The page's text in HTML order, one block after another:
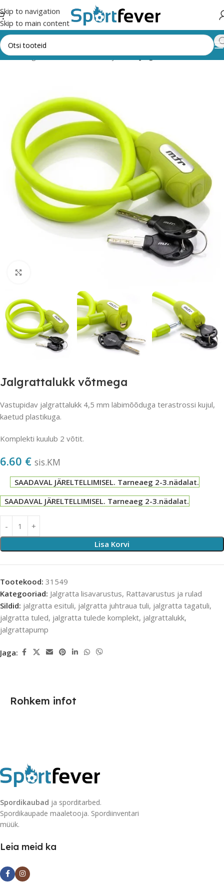
Skip to navigation
Skip to main content
Kõik kategooriad Rattavarustus ja rulad Jalgratta lisavarustus
Jalgrattalukk võtmega
Vastupidav jalgrattalukk 4,5 mm läbimõõduga terastrossi kujul,
kaetud plastikuga.
Komplekti kuulub 2 võtit.
6.60 € sis.KM
SAADAVAL JÄRELTELLIMISEL. Tarneaeg 2-3.nädalat.
SAADAVAL JÄRELTELLIMISEL. Tarneaeg 2-3.nädalat.
Lisa Korvi
Tootekood: 31549
Kategooriad: Jalgratta lisavarustus, Rattavarustus ja rulad
Sildid: jalgratta esituli, jalgratta juhtraua tuli, jalgratta tagatuli,
jalgratta tuled, jalgratta tulede komplekt, jalgrattalukk,
jalgrattapump
Jaga:
Rohkem infot
Spordikaubad ja sporditarbed.
Spordikaupade maaletooja. Spordiinventari
müük.
Leia meid ka